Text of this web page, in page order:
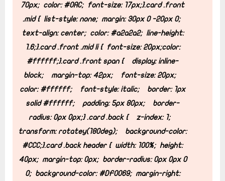
70px;color: #0AC;font-size: 17px;}.card .front
.mid {list-style: none;margin: 30px 0 -20px 0;
text-align: center;color: #a2a2a2;line-height:
1.6;}.card .front .mid li {font-size: 20px;color:
#ffffff;}.card .front span {display: inline-
block;margin-top: 42px;font-size: 20px;
color: #ffffff;font-style: italic;border: 1px
solid #ffffff;padding: 5px 80px;border-
radius: 0px 0px;}.card .back {z-index: 1;
transform: rotatey(180deg);background-color:
#CCC;}.card .back header {width: 100%;height:
40px;margin-top: 0px;border-radius: 0px 0px 0
0;background-color: #DF0069;margin-right: